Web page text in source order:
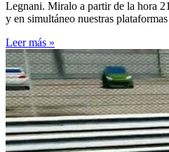
Legnani. Miralo a partir de la hora
y en simultáneo nuestras
Leer más »